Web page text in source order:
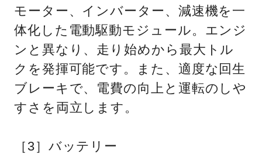
モーター、インバーター、減速機を一
体化した電動駆動モジュール。エンジ
ンと異なり、走り始めから最大トル
クを発揮可能です。また、適度な回生
ブレーキで、電費の向上と運転のしや
すさを両立します。
［3］バッテリー